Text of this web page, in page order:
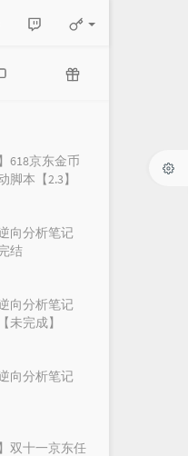
论
章
618京东金币
脚本【2.3】
向分析笔记
结
向分析笔记
未完成】
向分析笔记
双十一京东任